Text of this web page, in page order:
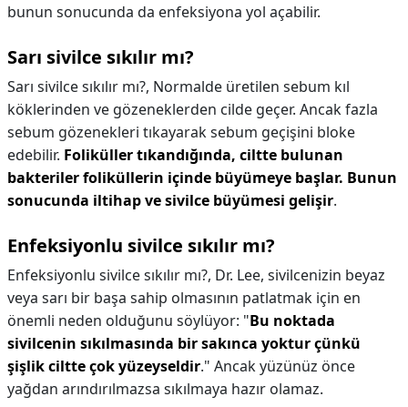
bunun sonucunda da enfeksiyona yol açabilir.
Sarı sivilce sıkılır mı?
Sarı sivilce sıkılır mı?, Normalde üretilen sebum kıl
köklerinden ve gözeneklerden cilde geçer. Ancak fazla
sebum gözenekleri tıkayarak sebum geçişini bloke
edebilir. Foliküller tıkandığında, ciltte bulunan
bakteriler foliküllerin içinde büyümeye başlar. Bunun
sonucunda iltihap ve sivilce büyümesi gelişir.
Enfeksiyonlu sivilce sıkılır mı?
Enfeksiyonlu sivilce sıkılır mı?, Dr. Lee, sivilcenizin beyaz
veya sarı bir başa sahip olmasının patlatmak için en
önemli neden olduğunu söylüyor: "Bu noktada
sivilcenin sıkılmasında bir sakınca yoktur çünkü
şişlik ciltte çok yüzeyseldir." Ancak yüzünüz önce
yağdan arındırılmazsa sıkılmaya hazır olamaz.